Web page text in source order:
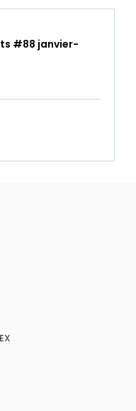
#88 janvier-